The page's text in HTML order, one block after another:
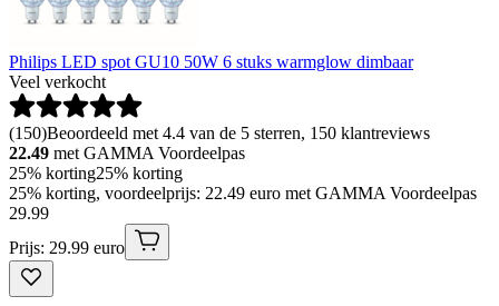
Philips LED spot GU10 50W 6 stuks warmglow dimbaar
Veel verkocht
(150)Beoordeeld met 4.4 van de 5 sterren, 150 klantreviews
22.49 met GAMMA Voordeelpas
25% korting25% korting
25% korting, voordeelprijs: 22.49 euro met GAMMA Voordeelpas
29.99
Prijs: 29.99 euro